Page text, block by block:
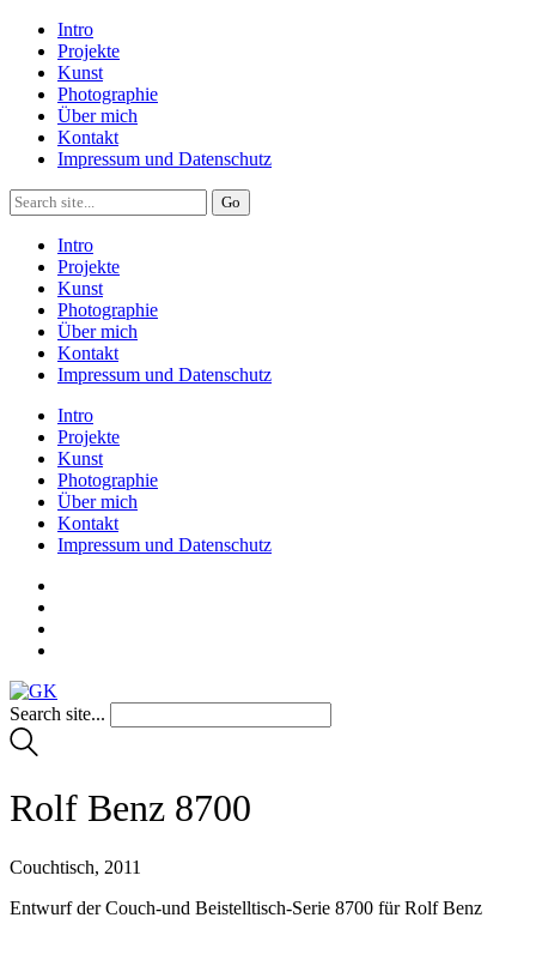
Intro
Projekte
Kunst
Photographie
Über mich
Kontakt
Impressum und Datenschutz
Intro
Projekte
Kunst
Photographie
Über mich
Kontakt
Impressum und Datenschutz
Intro
Projekte
Kunst
Photographie
Über mich
Kontakt
Impressum und Datenschutz
Search site...
Rolf Benz 8700
Couchtisch, 2011
Entwurf der Couch-und Beistelltisch-Serie 8700 für Rolf Benz